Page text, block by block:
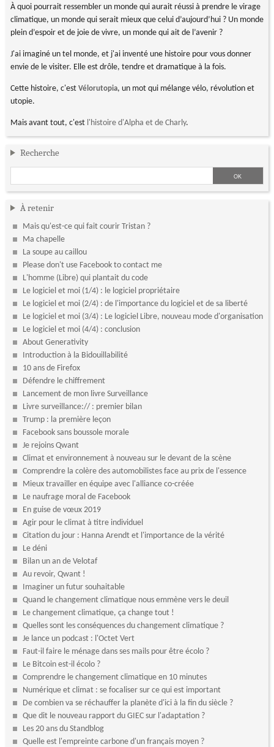
À quoi pourrait ressembler un monde qui aurait réussi à prendre le virage
climatique, un monde qui serait mieux que celui d’aujourd’hui ? Un monde
plein d’espoir et de joie de vivre, un monde qui ait de l’avenir ?
J'ai imaginé un tel monde, et j'ai inventé une histoire pour vous donner
envie de le visiter. Elle est drôle, tendre et dramatique à la fois.
Cette histoire, c'est Vélorutopia, un mot qui mélange vélo, révolution et
utopie.
Mais avant tout, c'est l'histoire d'Alpha et de Charly.
Recherche
À retenir
Mais qu'est-ce qui fait courir Tristan ?
Ma chapelle
La soupe au caillou
Please don't use Facebook to contact me
L'homme (Libre) qui plantait du code
Le logiciel et moi (1/4) : le logiciel propriétaire
Le logiciel et moi (2/4) : de l'importance du logiciel et de sa liberté
Le logiciel et moi (3/4) : Le logiciel Libre, nouveau mode d'organisation
Le logiciel et moi (4/4) : conclusion
About Generativity
Introduction à la Bidouillabilité
10 ans de Firefox
Défendre le chiffrement
Lancement de mon livre Surveillance
Livre surveillance:// : premier bilan
Trump : la première leçon
Facebook sans boussole morale
Je rejoins Qwant
Climat et environnement à nouveau sur le devant de la scène
Comprendre la colère des automobilistes face au prix de l'essence
Mieux travailler en équipe avec l'alliance co-créée
Le naufrage moral de Facebook
En guise de vœux 2019
Agir pour le climat à titre individuel
Citation du jour : Hanna Arendt et l'importance de la vérité
Le déni
Bilan un an de Velotaf
Au revoir, Qwant !
Imaginer un futur souhaitable
Quand le changement climatique nous emmène vers le deuil
Le changement climatique, ça change tout !
Quelles sont les conséquences du changement climatique ?
Je lance un podcast : l'Octet Vert
Faut-il faire le ménage dans ses mails pour être écolo ?
Le Bitcoin est-il écolo ?
Comprendre le changement climatique en 10 minutes
Numérique et climat : se focaliser sur ce qui est important
De combien va se réchauffer la planète d'ici à la fin du siècle ?
Que dit le nouveau rapport du GIEC sur l'adaptation ?
Les 20 ans du Standblog
Quelle est l'empreinte carbone d'un français moyen ?